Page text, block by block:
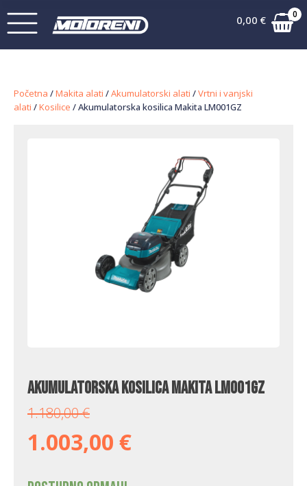
0,00 € 0
Početna /Makita alati /Akumulatorski alati /Vrtni i vanjski
alati /Kosilice / Akumulatorska kosilica Makita LM001GZ
Akumulatorska kosilica Makita LM001GZ
1.180,00€
1.003,00 €